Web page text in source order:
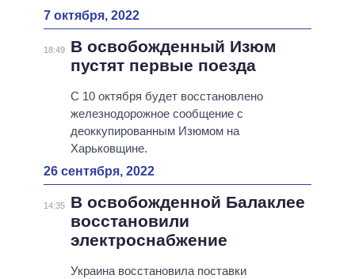
7 октября, 2022
18:49
В освобожденный Изюм
пустят первые поезда
С 10 октября будет восстановлено
железнодорожное сообщение с
деоккупированным Изюмом на
Харьковщине.
26 сентября, 2022
14:35
В освобожденной Балаклее
восстановили
электроснабжение
Украина восстановила поставки